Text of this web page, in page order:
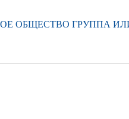
ОБЩЕСТВО ГРУППА